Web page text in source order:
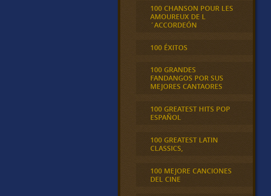
100 CHANSON POUR LES
AMOUREUX DE L
´ACCORDEÓN
100 ÉXITOS
100 GRANDES
FANDANGOS POR SUS
MEJORES CANTAORES
100 GREATEST HITS POP
ESPAÑOL
100 GREATEST LATIN
CLASSICS,
100 MEJORE CANCIONES
DEL CINE